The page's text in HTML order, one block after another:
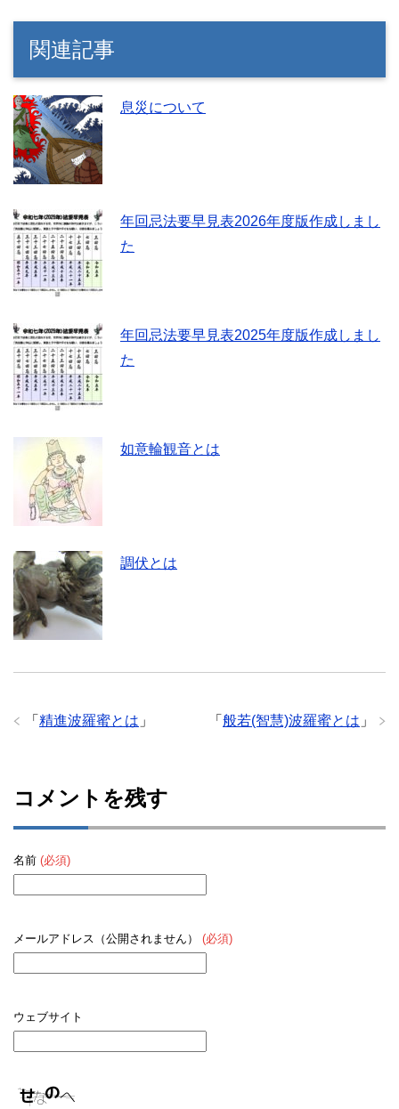
関連記事
息災について
年回忌法要早見表2026年度版作成しまし
た
年回忌法要早見表2025年度版作成しまし
た
如意輪観音とは
調伏とは
「 般若(智慧)波羅蜜とは 」
「 精進波羅蜜とは 」
コメントを残す
名前 (必須)
メールアドレス（公開されません） (必須)
ウェブサイト